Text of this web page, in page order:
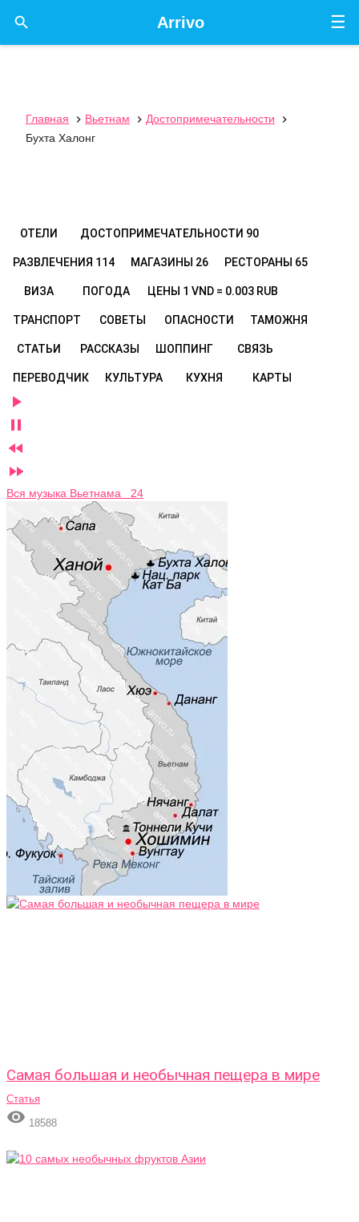
☰
Arrivo

Главная  Вьетнам  Достопримечательности

Бухта Халонг
ОТЕЛИ ДОСТОПРИМЕЧАТЕЛЬНОСТИ 90
РАЗВЛЕЧЕНИЯ 114 МАГАЗИНЫ 26 РЕСТОРАНЫ 65
ВИЗА ПОГОДА ЦЕНЫ 1 VND = 0.003 RUB
ТРАНСПОРТ СОВЕТЫ ОПАСНОСТИ ТАМОЖНЯ
СТАТЬИ РАССКАЗЫ ШОППИНГ СВЯЗЬ
ПЕРЕВОДЧИК КУЛЬТУРА КУХНЯ КАРТЫ




Вся музыка Вьетнама 24
Самая большая и необычная пещера в мире
Статья
 18588